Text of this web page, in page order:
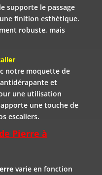
supporte le passage
finition esthétique.
robuste, mais
notre moquette de
et
une utilisation
une touche de
escaliers.
Pierre à
varie en fonction